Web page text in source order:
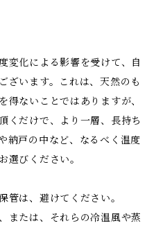
変化による影響を受けて、自
ざいます。これは、天然のも
得ないことではありますが、
くだけで、より一層、長持ち
納戸の中など、なるべく温度
選びください。
は、避けてください。
または、それらの冷温風や蒸